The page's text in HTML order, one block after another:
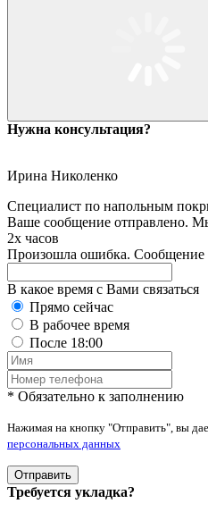
Нужна консультация?
Ирина Николенко
Специалист по напольным
Ваше сообщение отправлено.
2х часов
Произошла ошибка. Сообщение
В какое время с Вами связаться
Прямо сейчас
В рабочее время
После 18:00
* Обязательно к заполнению
Нажимая на кнопку "Отправить", вы
персональных данных
Отправить
Требуется укладка?